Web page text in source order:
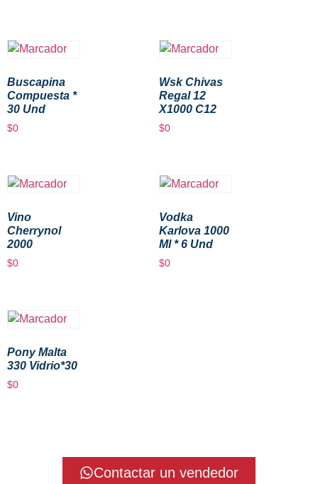
Buscapina
Compuesta *
30 Und
$0
Wsk Chivas
Regal 12
X1000 C12
$0
Vino
Cherrynol
2000
$0
Vodka
Karlova 1000
Ml * 6 Und
$0
Pony Malta
330 Vidrio*30
$0
Contactar un vendedor